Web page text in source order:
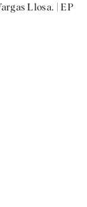
Llosa. |EP